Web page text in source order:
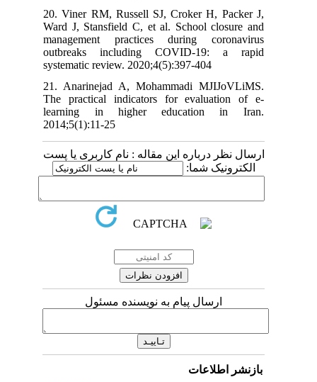
20. Viner RM, Russell SJ, Croker H, Packer J,
Ward J, Stansfield C, et al. School closure and
management practices during coronavirus
outbreaks including COVID-19: a rapid
systematic review. 2020;4(5):397-404
21. Anarinejad A, Mohammadi MJIJoVLiMS.
The practical indicators for evaluation of e-
learning in higher education in Iran.
2014;5(1):11-25
ارسال نظر درباره این مقاله : نام کاربری یا پست
الکترونیک شما:
ارسال پیام به نویسنده مسئول
بازنشر اطلاعات